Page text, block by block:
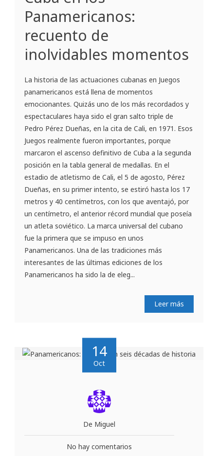
Panamericanos:
recuento de
inolvidables momentos
La historia de las actuaciones cubanas en Juegos
panamericanos está llena de momentos
emocionantes. Quizás uno de los más recordados y
espectaculares haya sido el gran salto triple de
Pedro Pérez Dueñas, en la cita de Cali, en 1971. Esos
Juegos realmente fueron importantes, porque
marcaron el ascenso definitivo de Cuba a la segunda
posición en la tabla general de medallas. En el
estadio de atletismo de Cali, el 5 de agosto, Pérez
Dueñas, en su primer intento, se estiró hasta los 17
metros y 40 centímetros, con los que aventajó, por
un centímetro, el anterior récord mundial que poseía
un atleta soviético. La marca universal del cubano
fue la primera que se impuso en unos
Panamericanos. Una de las tradiciones más
interesantes de las últimas ediciones de los
Panamericanos ha sido la de eleg...
Leer más
14
Oct
De Miguel
No hay comentarios